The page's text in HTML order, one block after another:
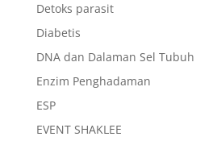
Detoks parasit
Diabetis
DNA dan Dalaman Sel Tubuh
Enzim Penghadaman
ESP
EVENT SHAKLEE